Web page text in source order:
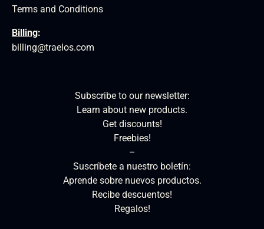
Terms and Conditions
Billing:
billing@traelos.com
Subscribe to our newsletter:
Learn about new products.
Get discounts!
Freebies!
–
Suscríbete a nuestro boletín:
Aprende sobre nuevos productos.
Recibe descuentos!
Regalos!